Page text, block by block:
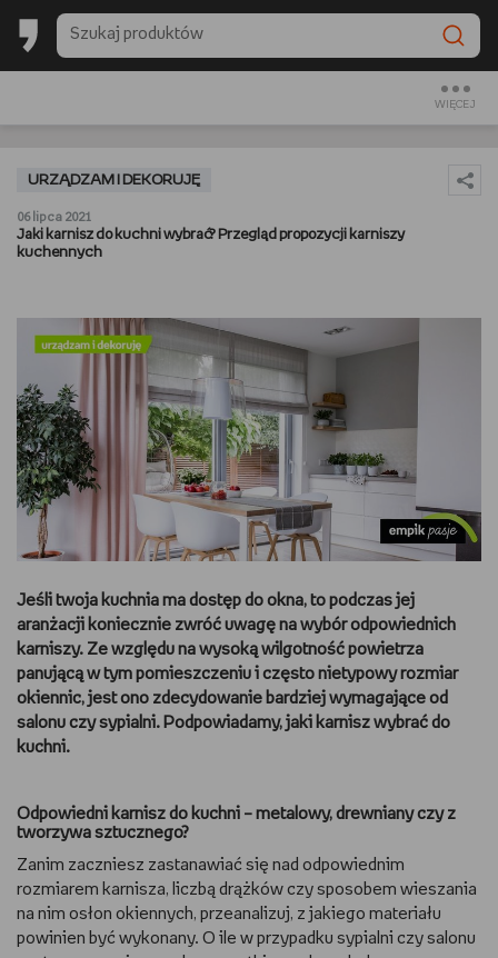
WIĘCEJ
BACK TO SCHOOL
SŁUCHAM
RANKINGI
BACK TO SCHOOL
PREZENTOWNIKI
DIY
GOTUJĘ
DBAM O URODĘ
TRENUJĘ
URZĄDZAM I DEKORUJĘ
MAM ZWIERZĘTA
PASJE DZIECKA
GRAM
RYSUJĘ
PORADNIKI
URZĄDZAM I DEKORUJĘ
06 lipca 2021
Jaki karnisz do kuchni wybrać? Przegląd propozycji karniszy
kuchennych
Jeśli twoja kuchnia ma dostęp do okna, to podczas jej
aranżacji koniecznie zwróć uwagę na wybór odpowiednich
karniszy. Ze względu na wysoką wilgotność powietrza
panującą w tym pomieszczeniu i często nietypowy rozmiar
okiennic, jest ono zdecydowanie bardziej wymagające od
salonu czy sypialni. Podpowiadamy, jaki karnisz wybrać do
kuchni.
Odpowiedni karnisz do kuchni – metalowy, drewniany czy z
tworzywa sztucznego?
Zanim zaczniesz zastanawiać się nad odpowiednim
rozmiarem karnisza, liczbą drążków czy sposobem wieszania
na nim osłon okiennych, przeanalizuj, z jakiego materiału
powinien być wykonany. O ile w przypadku sypialni czy salonu